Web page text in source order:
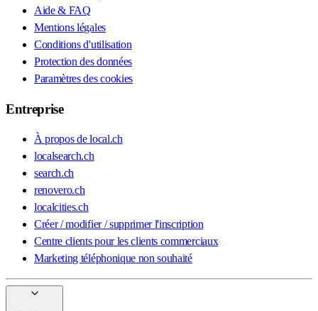
Aide & FAQ
Mentions légales
Conditions d'utilisation
Protection des données
Paramètres des cookies
Entreprise
À propos de local.ch
localsearch.ch
search.ch
renovero.ch
localcities.ch
Créer / modifier / supprimer l'inscription
Centre clients pour les clients commerciaux
Marketing téléphonique non souhaité